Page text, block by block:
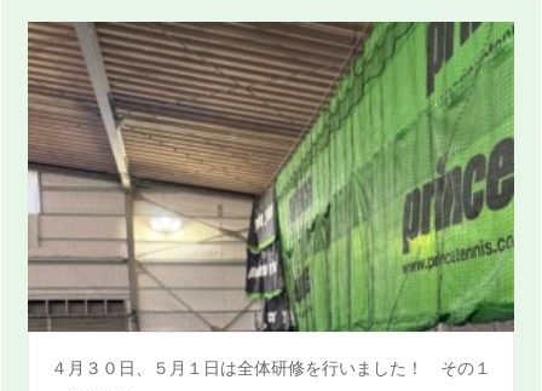
４月３０日、５月１日は全体研修を行いました！ その１